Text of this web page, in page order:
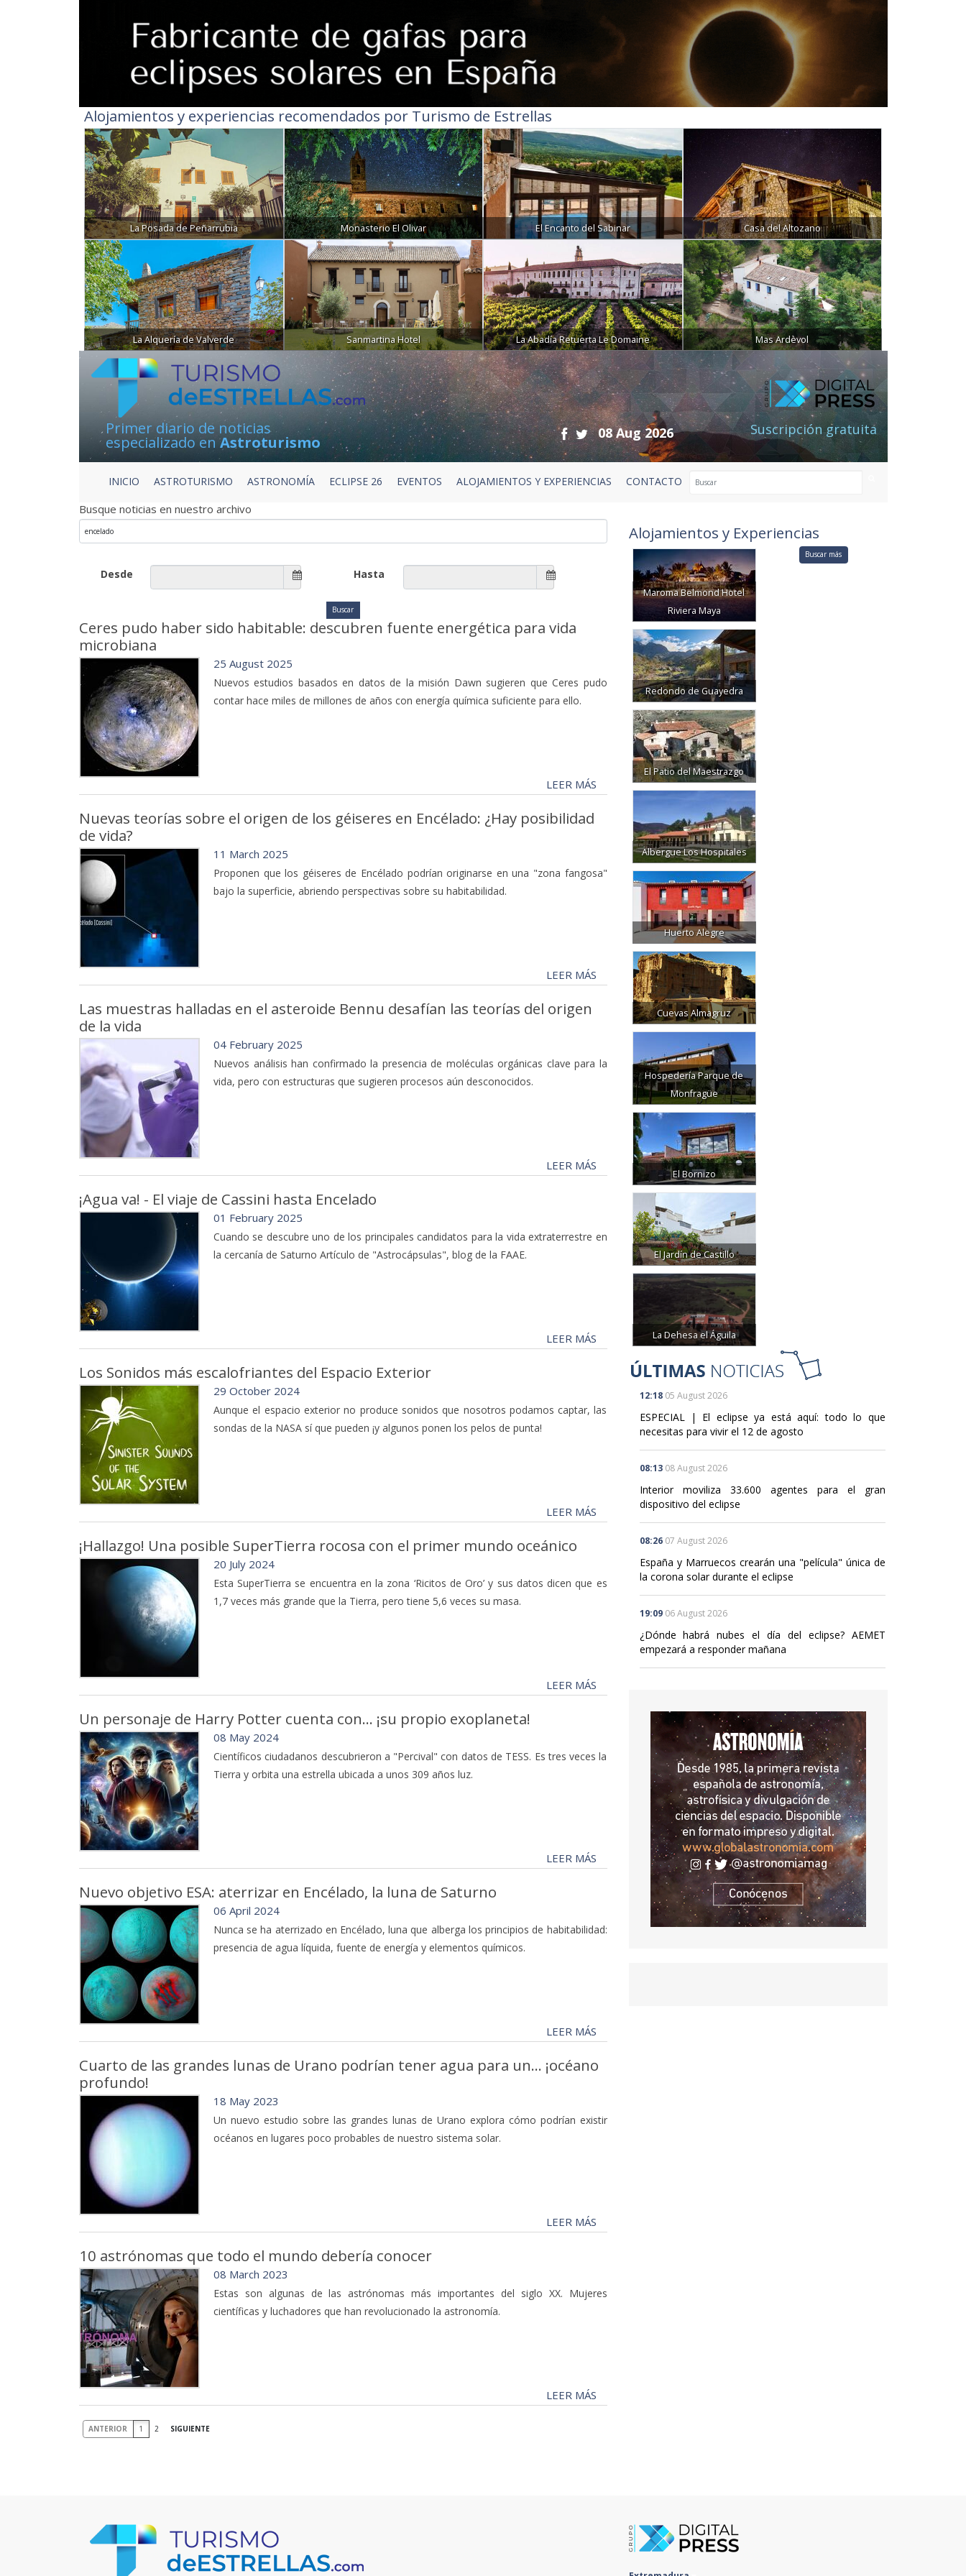
Alojamientos y experiencias recomendados por Turismo de Estrellas
La Posada de Peñarrubia Monasterio El Olivar El Encanto del Sabinar Casa del Altozano
La Alquería de Valverde Sanmartina Hotel La Abadía Retuerta Le Domaine Mas Ardèvol
Primer diario de noticias
especializado enAstroturismo
08 Aug 2026 Suscripción gratuita
INICIO ASTROTURISMO ASTRONOMÍA ECLIPSE 26 EVENTOS ALOJAMIENTOS Y EXPERIENCIAS CONTACTO
Busque noticias en nuestro archivo
Desde Hasta
Ceres pudo haber sido habitable: descubren fuente energética para vida
microbiana
25 August 2025
Nuevos estudios basados en datos de la misión Dawn sugieren que Ceres pudo
contar hace miles de millones de años con energía química suficiente para ello.
LEER MÁS
Nuevas teorías sobre el origen de los géiseres en Encélado: ¿Hay posibilidad
de vida?
11 March 2025
Proponen que los géiseres de Encélado podrían originarse en una "zona fangosa"
bajo la superficie, abriendo perspectivas sobre su habitabilidad.
LEER MÁS
Las muestras halladas en el asteroide Bennu desafían las teorías del origen
de la vida
04 February 2025
Nuevos análisis han confirmado la presencia de moléculas orgánicas clave para la
vida, pero con estructuras que sugieren procesos aún desconocidos.
LEER MÁS
¡Agua va! - El viaje de Cassini hasta Encelado
01 February 2025
Cuando se descubre uno de los principales candidatos para la vida extraterrestre en
la cercanía de Saturno Artículo de "Astrocápsulas", blog de la FAAE.
LEER MÁS
Los Sonidos más escalofriantes del Espacio Exterior
29 October 2024
Aunque el espacio exterior no produce sonidos que nosotros podamos captar, las
sondas de la NASA sí que pueden ¡y algunos ponen los pelos de punta!
LEER MÁS
¡Hallazgo! Una posible SuperTierra rocosa con el primer mundo oceánico
20 July 2024
Esta SuperTierra se encuentra en la zona ‘Ricitos de Oro’ y sus datos dicen que es
1,7 veces más grande que la Tierra, pero tiene 5,6 veces su masa.
LEER MÁS
Un personaje de Harry Potter cuenta con... ¡su propio exoplaneta!
08 May 2024
Científicos ciudadanos descubrieron a "Percival" con datos de TESS. Es tres veces la
Tierra y orbita una estrella ubicada a unos 309 años luz.
LEER MÁS
Nuevo objetivo ESA: aterrizar en Encélado, la luna de Saturno
06 April 2024
Nunca se ha aterrizado en Encélado, luna que alberga los principios de habitabilidad:
presencia de agua líquida, fuente de energía y elementos químicos.
LEER MÁS
Cuarto de las grandes lunas de Urano podrían tener agua para un... ¡océano
profundo!
18 May 2023
Un nuevo estudio sobre las grandes lunas de Urano explora cómo podrían existir
océanos en lugares poco probables de nuestro sistema solar.
LEER MÁS
10 astrónomas que todo el mundo debería conocer
08 March 2023
Estas son algunas de las astrónomas más importantes del siglo XX. Mujeres
científicas y luchadores que han revolucionado la astronomía.
LEER MÁS
ANTERIOR 1 2 SIGUIENTE
Alojamientos y Experiencias
Maroma Belmond Hotel
Riviera Maya
Redondo de Guayedra
El Patio del Maestrazgo
Albergue Los Hospitales
Huerto Alegre
Cuevas Almagruz
Hospedería Parque de
Monfragüe
El Bornizo
El Jardín de Castillo
La Dehesa el Águila
Buscar más
12:18 05 August 2026
ESPECIAL | El eclipse ya está aquí: todo lo que
necesitas para vivir el 12 de agosto
08:13 08 August 2026
Interior moviliza 33.600 agentes para el gran
dispositivo del eclipse
08:26 07 August 2026
España y Marruecos crearán una "película" única de
la corona solar durante el eclipse
19:09 06 August 2026
¿Dónde habrá nubes el día del eclipse? AEMET
empezará a responder mañana